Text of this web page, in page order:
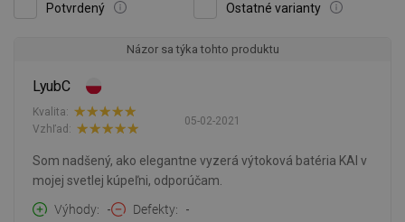
Potvrdený Ostatné varianty
Názor sa týka tohto produktu
LyubC
05-02-2021
Kvalita:
Vzhľad:
Som nadšený, ako elegantne vyzerá výtoková batéria KAI v
mojej svetlej kúpeľni, odporúčam.
Výhody
- Defekty -